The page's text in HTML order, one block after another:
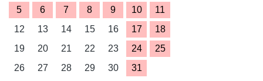
5
6 7 8 9 10
11
12
13 14 15 16 17
18
19
20 21 22 23 24
25
26
27 28 29 30 31